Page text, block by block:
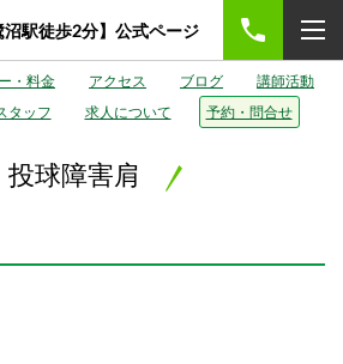
駅徒歩2分】公式ページ
・料金 アクセス ブログ
講師活動
タッフ 求人について 予約・問合せ
投球障害肩